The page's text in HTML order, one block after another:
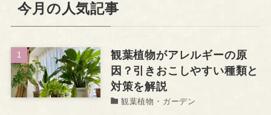
今月の人気記事
観葉植物がアレルギーの原
因？引きおこしやすい種類と
対策を解説
観葉植物・ガーデン